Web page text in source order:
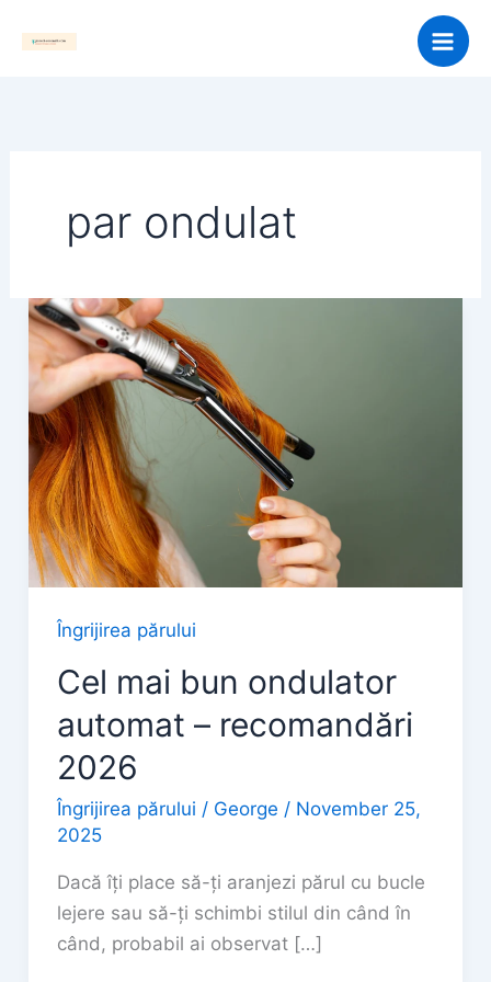
par ondulat
Îngrijirea părului
Cel mai bun ondulator
automat – recomandări
2026
Îngrijirea părului / George / November 25,
2025
Dacă îți place să-ți aranjezi părul cu bucle
lejere sau să-ți schimbi stilul din când în
când, probabil ai observat […]